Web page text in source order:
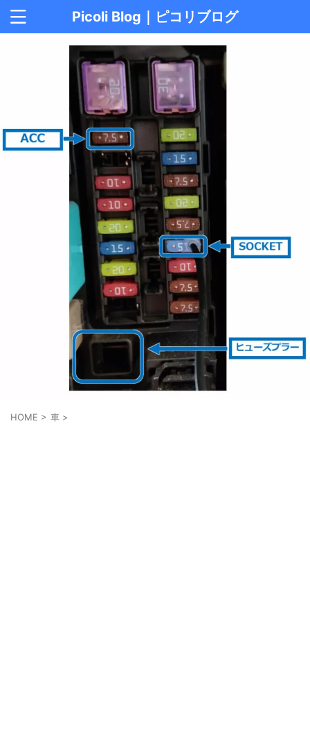
Picoli Blog｜ピコリブログ
HOME > 車 >